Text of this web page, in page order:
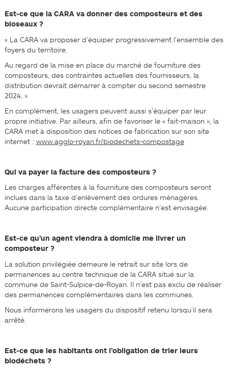
Est-ce que la CARA va donner des composteurs et des
bioseaux ?
« La CARA va proposer d’équiper progressivement l’ensemble des
foyers du territoire.
Au regard de la mise en place du marché de fourniture des
composteurs, des contraintes actuelles des fournisseurs, la
distribution devrait démarrer à compter du second semestre
2024. »
En complément, les usagers peuvent aussi s’équiper par leur
propre initiative. Par ailleurs, afin de favoriser le « fait-maison », la
CARA met à disposition des notices de fabrication sur son site
internet : www.agglo-royan.fr/biodechets-compostage
Qui va payer la facture des composteurs ?
Les charges afférentes à la fourniture des composteurs seront
inclues dans la taxe d’enlèvement des ordures ménagères.
Aucune participation directe complémentaire n’est envisagée.
Est-ce qu’un agent viendra à domicile me livrer un
composteur ?
La solution privilégiée demeure le retrait sur site lors de
permanences au centre technique de la CARA situé sur la
commune de Saint-Sulpice-de-Royan. Il n’est pas exclu de réaliser
des permanences complémentaires dans les communes.
Nous informerons les usagers du dispositif retenu lorsqu’il sera
arrêté.
Est-ce que les habitants ont l’obligation de trier leurs
biodéchets ?